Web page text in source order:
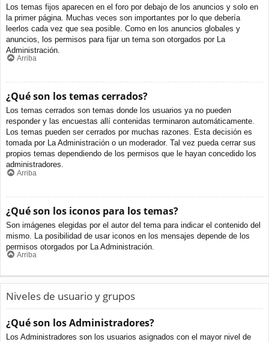
Los temas fijos aparecen en el foro por debajo de los anuncios y solo en
la primer página. Muchas veces son importantes por lo que debería
leerlos cada vez que sea posible. Como en los anuncios globales y
anuncios, los permisos para fijar un tema son otorgados por La
Administración.
Arriba
¿Qué son los temas cerrados?
Los temas cerrados son temas donde los usuarios ya no pueden
responder y las encuestas allí contenidas terminaron automáticamente.
Los temas pueden ser cerrados por muchas razones. Esta decisión es
tomada por La Administración o un moderador. Tal vez pueda cerrar sus
propios temas dependiendo de los permisos que le hayan concedido los
administradores.
Arriba
¿Qué son los iconos para los temas?
Son imágenes elegidas por el autor del tema para indicar el contenido del
mismo. La posibilidad de usar iconos en los mensajes depende de los
permisos otorgados por La Administración.
Arriba
Niveles de usuario y grupos
¿Qué son los Administradores?
Los Administradores son los usuarios asignados con el mayor nivel de